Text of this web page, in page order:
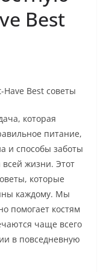
Best
Have Best советы
которая
питание,
и способы заботы
жизни. Этот
которые
каждому. Мы
помогает костям
чаще всего
в повседневную